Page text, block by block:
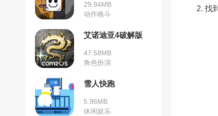
29.94MB
动作格斗
艾诺迪亚4破解版
47.58MB
角色扮演
雪人快跑
5.96MB
休闲娱乐
2. 找